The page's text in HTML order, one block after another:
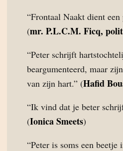
“Frontaal Naakt dient
(mr. P.L.C.M. Ficq,
“Peter schrijft
beargumenteerd, maar
van zijn hart.” (Hafid
“Ik vind dat je beter
(Ionica Smeets)
“Peter is soms een beetje